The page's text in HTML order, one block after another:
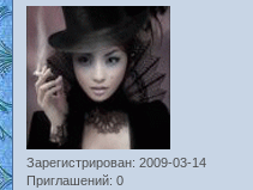
Зарегистрирован: 2009-03-14
Приглашений: 0